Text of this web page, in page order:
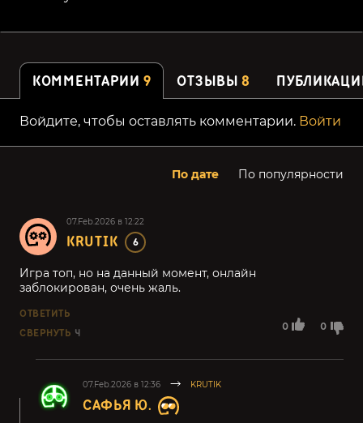
КОММЕНТАРИИ 9 ОТЗЫВЫ8
Войдите, чтобы оставлять комментарии. Войти
По дате По популярности
07.Feb.2026 в 12:22
KRUTIK 6
0 0
Игра топ, но на данный момент, онлайн
заблокирован, очень жаль.
ОТВЕТИТЬ
СВЕРНУТЬ 4
07.Feb.2026 в 12:36 KRUTIK
САФЬЯ Ю.